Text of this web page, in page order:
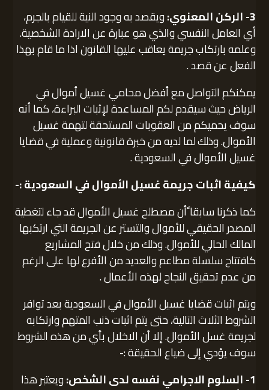
3- الركن المعنوي:
ويقصد به وجود النية للقيام بالجرم،
أي العامل النفسي والذي هو عبارة عن الارادة الشخصية.
وعلمه بارتكاب جريمة يعاقب عليها القانون اذا ما قام بهذا
الفعل عن قصد .
يمكنكم التواصل مع أفضل محامي غسيل أموال في
الرياض حيث سيقدم لكم المساعدة لإثبات البراءة، كما أنه
سوف يحميكم من العقوبات المستحقة لتهمة غسيل
الأموال. وذلك لما لديه من خبرة قانونية وعملية في قضايا
غسيل الأموال في السعودية .
كيفية اثبات جريمة غسيل الأموال في السعودية :-
كما ذكرنا سابقا ًأن مصطلح غسيل الأموال قد جاء لتغطية
المصدر الحقيقي للأموال والتستر عن الجريمة التي ارتكبها
المالك الحالي للأموال. وذلك من خلال فتح المشاريع
كافتتاح سلسلة مطاعم والعديد من الأفرع لها على الرغم
من عدم تحقيق النجاح لهذه الأعمال .
ويتم اثبات قضايا غسيل الأموال في السعودية بعد توافر
الشروط الثلاث التالية، حتى يتم اثبات ذنب المتهم وارتكابه
لجريمة غسل الأموال. إلا أن الاخلال بأي من هذه الشروط
سوف يؤدي إلى ضياع الحقيقة :-
1- السلوم الاجرامي نفسه لدى الشخص:
ويعتبر هذا